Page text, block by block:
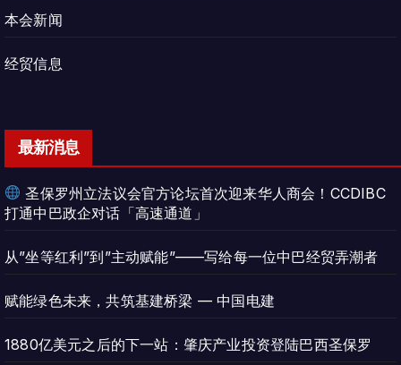
本会新闻
经贸信息
最新消息
圣保罗州立法议会官方论坛首次迎来华人商会！CCDIBC
打通中巴政企对话「高速通道」
从”坐等红利”到”主动赋能”——写给每一位中巴经贸弄潮者
赋能绿色未来，共筑基建桥梁 — 中国电建
1880亿美元之后的下一站：肇庆产业投资登陆巴西圣保罗